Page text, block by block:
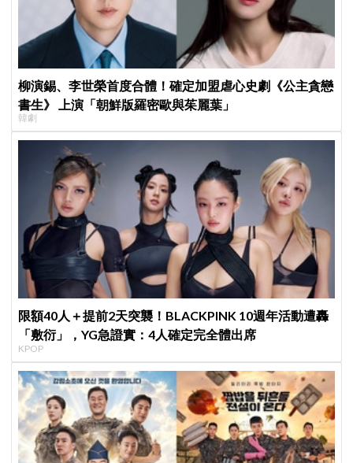
柳演錫、李世榮首度合體！確定加盟虐心史劇《公主貪戀
書生》 上演「朝鮮版羅密歐與茱麗葉」
韓劇
限額40人＋提前2天突襲！BLACKPINK 10週年活動遭轟
「敷衍」，YG急證實：4人確定完全體出席
KPOP